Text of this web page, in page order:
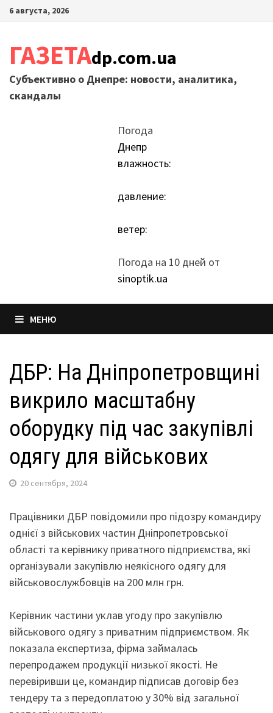
Перейти
6 августа, 2026
ГАЗЕТАdp.com.ua
Субъективно о Днепре: новости, аналитика,
скандалы
Погода
Днепр
влажность:
давление:
ветер:
Погода на 10 дней от
sinoptik.ua
МЕНЮ
ДБР: На Дніпропетровщині
викрило масштабну
оборудку під час закупівлі
одягу для військових
20 сентября, 2024
Працівники ДБР повідомили про підозру командиру
однієї з військових частин Дніпропетровської
області та керівнику приватного підприємства, які
організували закупівлю неякісного одягу для
військовослужбовців на 200 млн грн.
Керівник частини уклав угоду про закупівлю
військового одягу з приватним підприємством. Як
показала експертиза, фірма займалась
перепродажем продукції низької якості. Не
перевіривши це, командир підписав договір без
тендеру та з передоплатою у 30% від загальної